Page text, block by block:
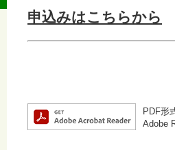
申込みはこちらから
PDF形
Adobe